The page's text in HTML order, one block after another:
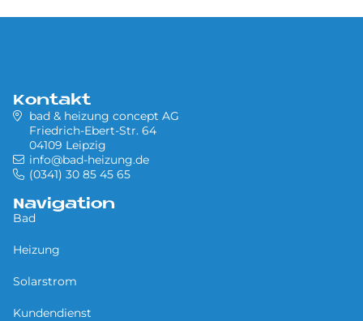
Kontakt
bad & heizung concept AG
Friedrich-Ebert-Str. 64
04109 Leipzig
info@bad-heizung.de
(0341) 30 85 45 65
Navigation
Bad
Heizung
Solarstrom
Kundendienst